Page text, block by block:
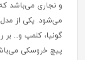
و نجاری می‌باشد
می‌شود. یکی از
گونیا، کلمپ و...
پیچ خروسکی